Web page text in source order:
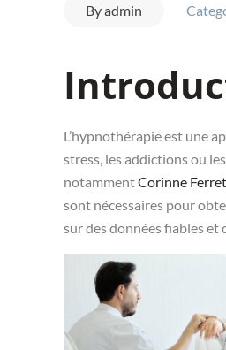
Byadmin
L’hypnothérapie est une
stress, les addictions ou
notammentCorinne
sont nécessaires pour
sur des données fiables et